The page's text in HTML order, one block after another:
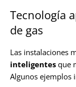
Tecnología
de gas
Las instalaciones
inteligentes que
Algunos ejemplos